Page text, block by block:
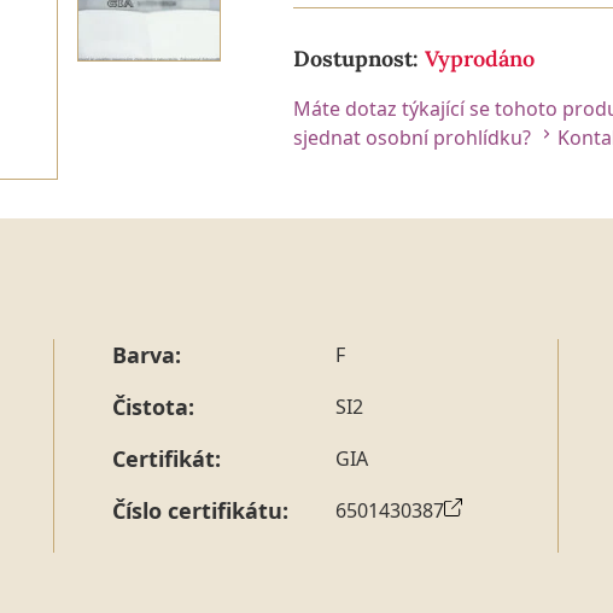
Dostupnost: Vyprodáno
Máte dotaz týkající se tohoto
sjednat osobní prohlídku?
Barva: F
Čistota: SI2
Certifikát: GIA
Číslo certifikátu: 6501430387